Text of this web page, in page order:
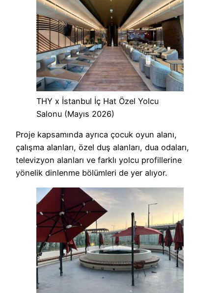
THY x İstanbul İç Hat Özel Yolcu
Salonu (Mayıs 2026)
Proje kapsamında ayrıca çocuk oyun alanı,
çalışma alanları, özel duş alanları, dua odaları,
televizyon alanları ve farklı yolcu profillerine
yönelik dinlenme bölümleri de yer alıyor.